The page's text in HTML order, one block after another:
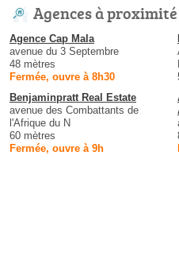
Agences à proximité
Agence Cap Mala
avenue du 3 Septembre
48 mètres
Fermée, ouvre à 8h30
Benjaminpratt Real Estate
avenue des Combattants de
l'Afrique du N
60 mètres
Fermée, ouvre à 9h